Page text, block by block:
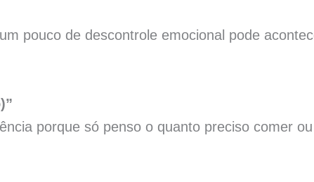
pouco de descontrole emocional pode
porque só penso o quanto preciso comer